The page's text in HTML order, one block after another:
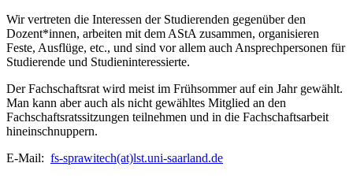
Wir vertreten die Interessen der Studierenden gegenüber den
Dozent*innen, arbeiten mit dem AStA zusammen, organisieren
Feste, Ausflüge, etc., und sind vor allem auch Ansprechpersonen für
Studierende und Studieninteressierte.
Der Fachschaftsrat wird meist im Frühsommer auf ein Jahr gewählt.
Man kann aber auch als nicht gewähltes Mitglied an den
Fachschaftsratssitzungen teilnehmen und in die Fachschaftsarbeit
hineinschnuppern.
E-Mail: fs-sprawitech(at)lst.uni-saarland.de